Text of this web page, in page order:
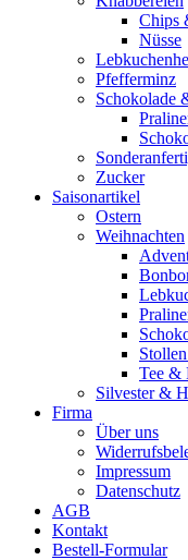
Chips
Nüsse
Pfefferminz
Schokolade
Zucker
Saisonartikel
Ostern
Weihnachten
Tee &
Silvester &
Firma
Über uns
Impressum
Datenschutz
AGB
Kontakt
Bestell-Formular